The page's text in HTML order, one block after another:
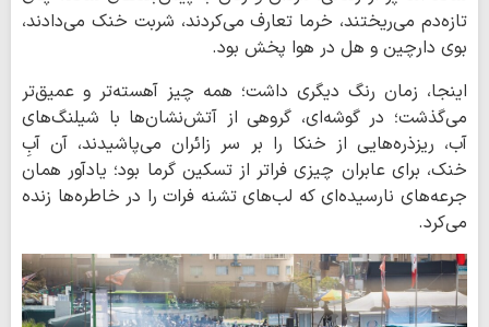
تازه‌دم می‌ریختند، خرما تعارف می‌کردند، شربت خنک می‌دادند،
بوی دارچین و هل در هوا پخش بود.
اینجا، زمان رنگ دیگری داشت؛ همه چیز آهسته‌تر و عمیق‌تر
می‌گذشت؛ در گوشه‌ای، گروهی از آتش‌نشان‌ها با شیلنگ‌های
آب، ریزذره‌هایی از خنکا را بر سر زائران می‌پاشیدند، آن آبِ
خنک، برای عابران چیزی فراتر از تسکین گرما بود؛ یادآور همان
جرعه‌های نارسیده‌ای که لب‌های تشنه فرات را در خاطره‌ها زنده
می‌کرد.